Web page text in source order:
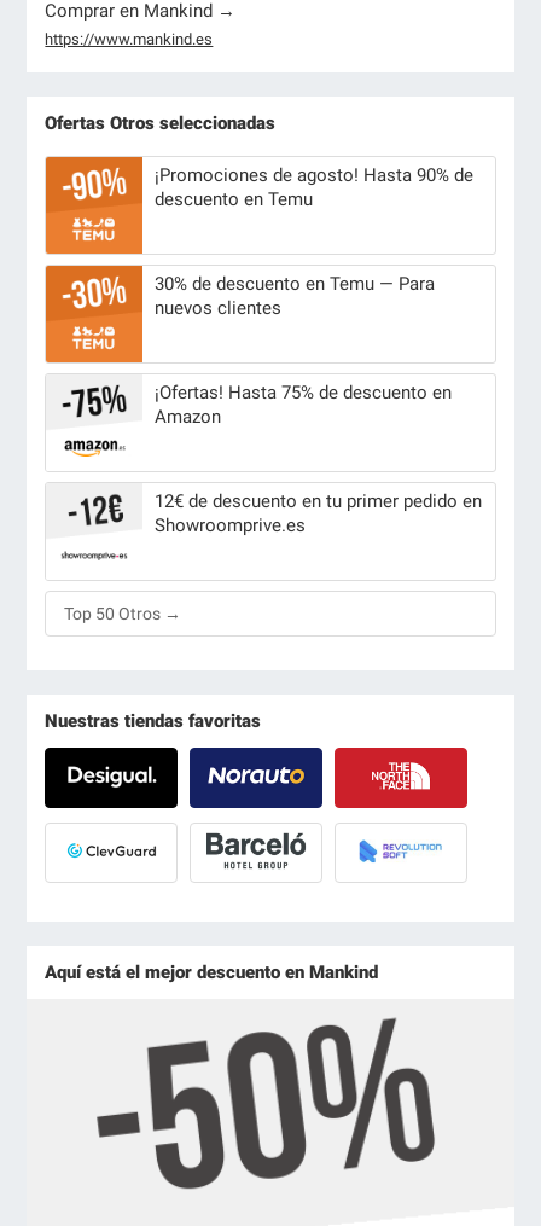
Comprar en Mankind →
https://www.mankind.es
Ofertas Otros seleccionadas
¡Promociones de agosto! Hasta 90% de
descuento en Temu
30% de descuento en Temu — Para
nuevos clientes
¡Ofertas! Hasta 75% de descuento en
Amazon
12€ de descuento en tu primer pedido en
Showroomprive.es
Top 50 Otros →
Nuestras tiendas favoritas
Aquí está el mejor descuento en Mankind